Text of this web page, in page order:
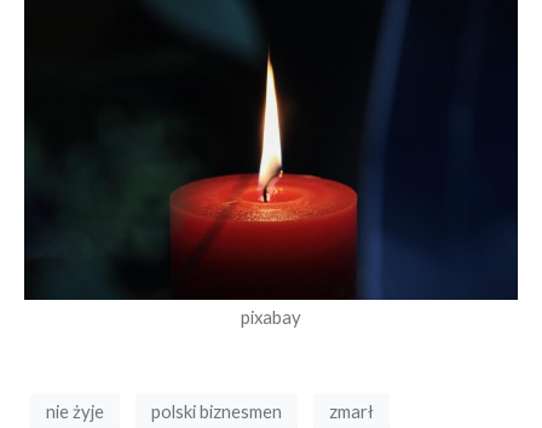
pixabay
nie żyje polski biznesmen zmarł